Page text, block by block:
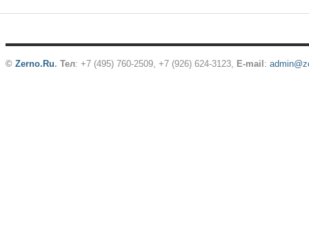
© Zerno.Ru. Тел: +7 (495) 760-2509, +7 (926) 624-3123, E-mail :